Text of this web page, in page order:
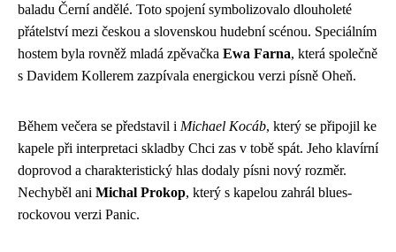
baladu Černí andělé. Toto spojení symbolizovalo dlouholeté
přátelství mezi českou a slovenskou hudební scénou. Speciálním
hostem byla rovněž mladá zpěvačka Ewa Farna, která společně
s Davidem Kollerem zazpívala energickou verzi písně Oheň.
Během večera se představil i Michael Kocáb, který se připojil ke
kapele při interpretaci skladby Chci zas v tobě spát. Jeho klavírní
doprovod a charakteristický hlas dodaly písni nový rozměr.
Nechyběl ani Michal Prokop, který s kapelou zahrál blues-
rockovou verzi Panic.